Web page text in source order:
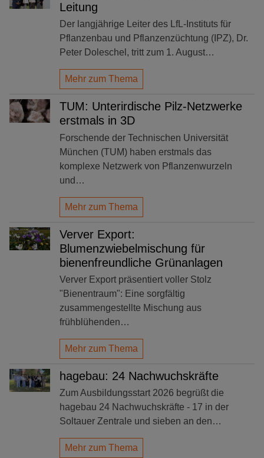
Leitung
Der langjährige Leiter des LfL-Instituts für
Pflanzenbau und Pflanzenzüchtung (IPZ), Dr.
Peter Doleschel, tritt zum 1. August…
Mehr zum Thema
TUM: Unterirdische Pilz-Netzwerke
erstmals in 3D
Forschende der Technischen Universität
München (TUM) haben erstmals das
komplexe Netzwerk von Pflanzenwurzeln
und…
Mehr zum Thema
Verver Export:
Blumenzwiebelmischung für
bienenfreundliche Grünanlagen
Verver Export präsentiert voller Stolz
"Bienentraum": Eine sorgfältig
zusammengestellte Mischung aus
frühblühenden…
Mehr zum Thema
hagebau: 24 Nachwuchskräfte
Zum Ausbildungsstart 2026 begrüßt die
hagebau 24 Nachwuchskräfte - 17 in der
Soltauer Zentrale und sieben an den…
Mehr zum Thema